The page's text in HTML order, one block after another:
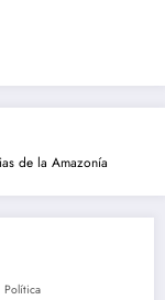
de la Amazonía
Política